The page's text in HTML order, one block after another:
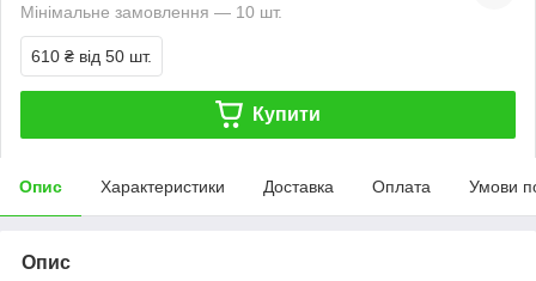
Мінімальне замовлення — 10 шт.
610 ₴ від 50 шт.
Купити
Опис Характеристики Доставка Оплата Умови
Опис